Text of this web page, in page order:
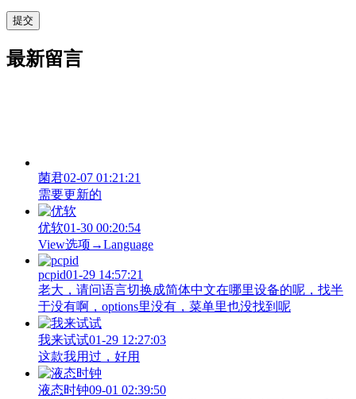
最新留言
菌君02-07 01:21:21
需要更新的
优软01-30 00:20:54
View‌选项→Language
pcpid01-29 14:57:21
老大，请问语言切换成简体中文在哪里设备的呢，找半
于没有啊，options里没有，菜单里也没找到呢
我来试试01-29 12:27:03
这款我用过，好用
液态时钟09-01 02:39:50